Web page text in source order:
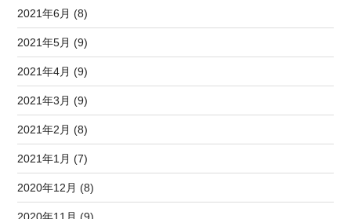
2021年6月 (8)
2021年5月 (9)
2021年4月 (9)
2021年3月 (9)
2021年2月 (8)
2021年1月 (7)
2020年12月 (8)